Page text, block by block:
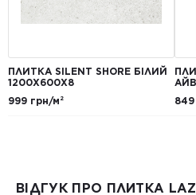
ПЛИТКА SILENT SHORE БІЛИЙ
1200Х600Х8
999 грн/м²
849
ВІДГУК ПРО ПЛИТКА